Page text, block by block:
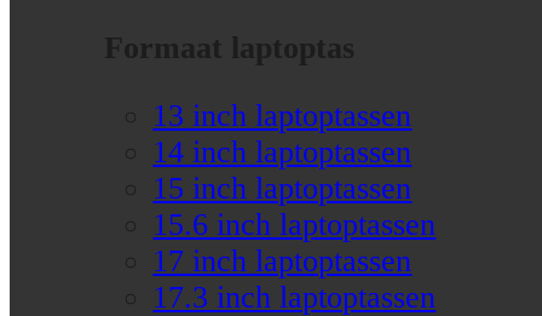
Formaat laptoptas
13 inch laptoptassen
14 inch laptoptassen
15 inch laptoptassen
15.6 inch laptoptassen
17 inch laptoptassen
17.3 inch laptoptassen